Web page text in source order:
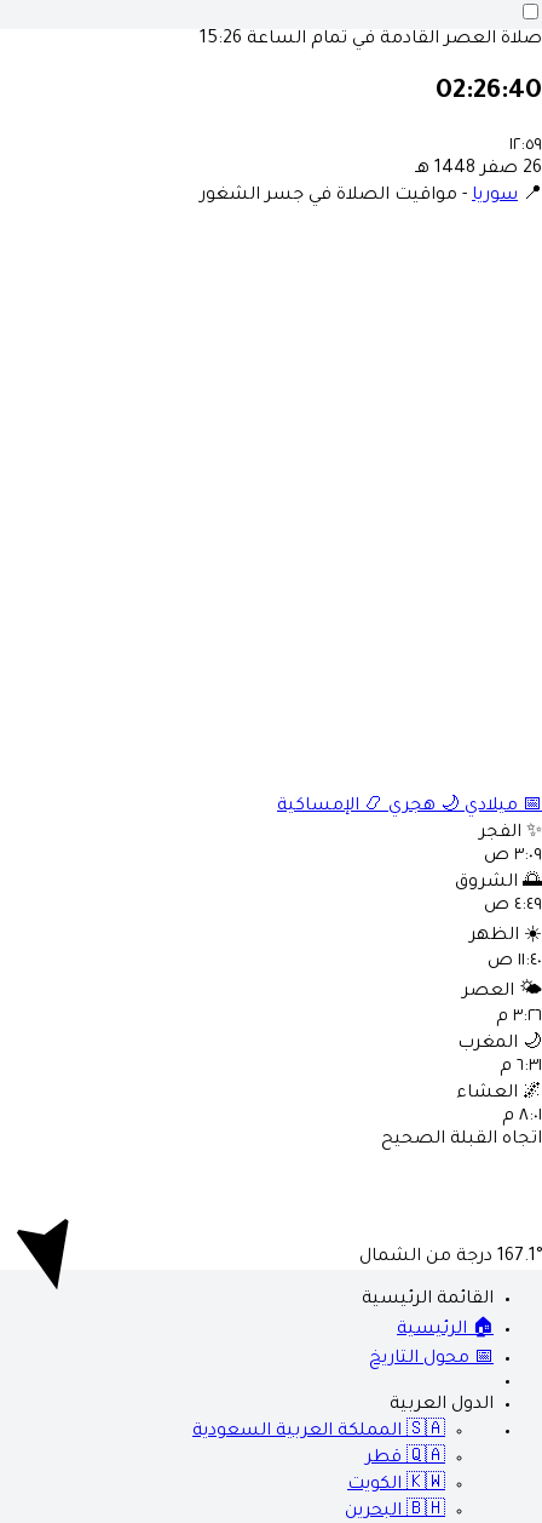
العصر القادمة في تمام الساعة 15:26
1448 هـ
سوريا- مواقيت الصلاة في جسر الشغور
ميلادي 🌙 هجري 📿 الإمساكية
الفجر
ص
الشروق
ص
الظهر
ص
العصر
م
المغرب
م
العشاء
م
القبلة الصحيح
درجة من الشمال
القائمة الرئيسية
🏠 الرئيسية
📅 محول التاريخ
الدول العربية
🇸🇦 المملكة العربية السعودية
🇶🇦 قطر
🇰🇼 الكويت
🇧🇭 البحرين